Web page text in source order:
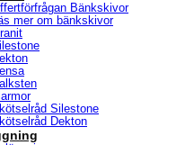
Bänkskivor
mer om bänkskivor
Silestone
Dekton